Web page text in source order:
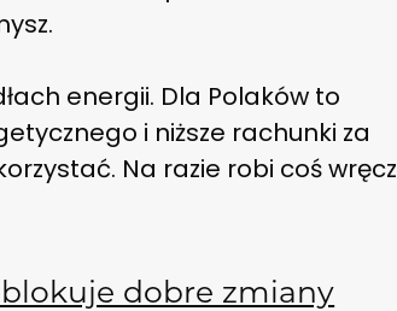
energii. Dla Polaków to
i niższe rachunki za
Na razie robi coś wręcz
dobre zmiany